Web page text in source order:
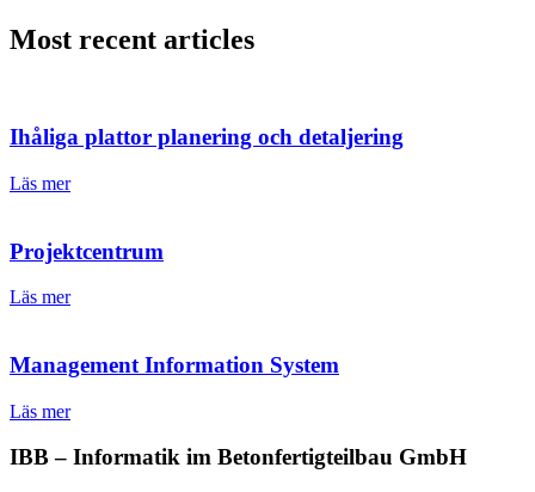
Most recent articles
Ihåliga plattor planering och detaljering
Läs mer
Projektcentrum
Läs mer
Management Information System
Läs mer
IBB – Informatik im Betonfertigteilbau GmbH